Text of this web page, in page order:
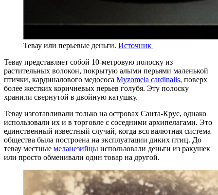
Тевау или перьевые деньги. Источник
Тевау представляет собой 10-метровую полоску из
растительных волокон, покрытую алыми перьями маленькой
птички, кардиналового медососа Myzomela cardinalis, поверх
более жестких коричневых перьев голубя. Эту полоску
хранили свернутой в двойную катушку.
Тевау изготавливали только на островах Санта-Крус, однако
использовали их и в торговле с соседними архипелагами. Это
единственный известный случай, когда вся валютная система
общества была построена на эксплуатации диких птиц. До
тевау местные меланезийцы использовали деньги из ракушек
или просто обменивали один товар на другой.